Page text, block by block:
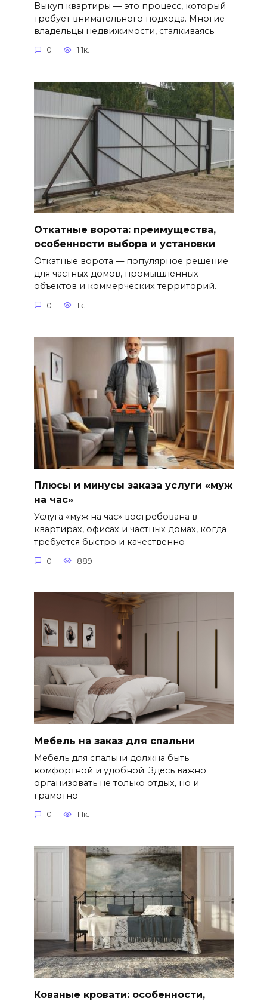
Выкуп квартиры — это процесс, который
требует внимательного подхода. Многие
владельцы недвижимости, сталкиваясь
0 1.1к.
Откатные ворота: преимущества,
особенности выбора и установки
Откатные ворота — популярное решение
для частных домов, промышленных
объектов и коммерческих территорий.
0 1к.
Плюсы и минусы заказа услуги «муж
на час»
Услуга «муж на час» востребована в
квартирах, офисах и частных домах, когда
требуется быстро и качественно
0 889
Мебель на заказ для спальни
Мебель для спальни должна быть
комфортной и удобной. Здесь важно
организовать не только отдых, но и
грамотно
0 1.1к.
Кованые кровати: особенности,